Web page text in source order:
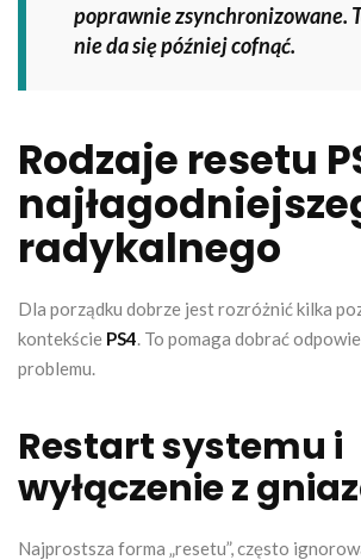
poprawnie zsynchronizowane.
nie da się później cofnąć.
Rodzaje resetu
radykalnego
Dla porządku dobrze jest rozróżnić kilka
kontekście PS4 . To pomaga dobrać
problemu.
Restart systemu i
wyłączenie z
Najprostsza forma „resetu”, często